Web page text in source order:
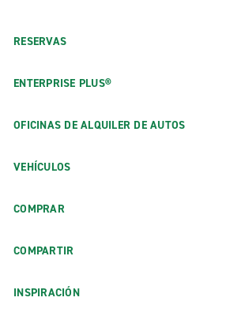
RESERVAS
ENTERPRISE PLUS®
OFICINAS DE ALQUILER DE AUTOS
VEHÍCULOS
COMPRAR
COMPARTIR
INSPIRACIÓN